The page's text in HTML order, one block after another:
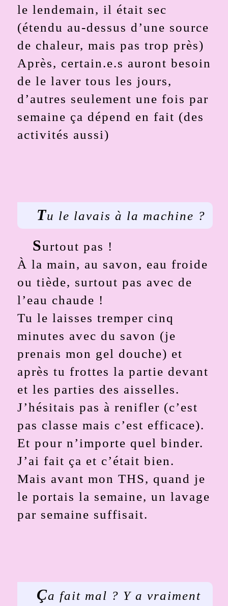
le lendemain, il était sec
(étendu au-dessus d’une source
de chaleur, mais pas trop près)
Après, certain.e.s auront besoin
de le laver tous les jours,
d’autres seulement une fois par
semaine ça dépend en fait (des
activités aussi)
Tu le lavais à la machine ?
Surtout pas !
À la main, au savon, eau froide
ou tiède, surtout pas avec de
l’eau chaude !
Tu le laisses tremper cinq
minutes avec du savon (je
prenais mon gel douche) et
après tu frottes la partie devant
et les parties des aisselles.
J’hésitais pas à renifler (c’est
pas classe mais c’est efficace).
Et pour n’importe quel binder.
J’ai fait ça et c’était bien.
Mais avant mon THS, quand je
le portais la semaine, un lavage
par semaine suffisait.
Ça fait mal ? Y a vraiment